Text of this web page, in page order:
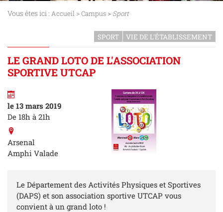
Vous êtes ici : Accueil >Campus > Sport
SPORT VIE DE L'ÉTABLISSEMENT
LE GRAND LOTO DE L'ASSOCIATION
SPORTIVE UTCAP
le 13 mars 2019
De 18h à 21h
Arsenal
Amphi Valade
Le Département des Activités Physiques et Sportives
(DAPS) et son association sportive UTCAP vous
convient à un grand loto !